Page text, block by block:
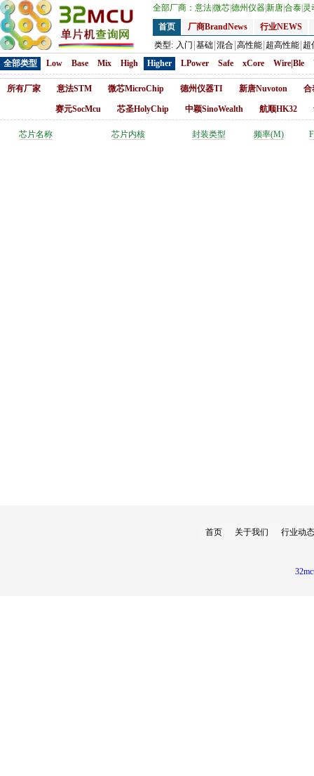
全部厂商： 意法微芯德州仪器新唐合泰 灵
首页
厂商BrandNews
行业NEWS
类型: 入门 基础 混合 高性能 超高性能 超
全部类型
Low Base Mix High Higher LPower Safe xCore Wire|Ble
所有厂家 意法STM 微芯MicroChip 德州仪器TI 新唐Nuvoton 合
赛元SocMcu 芯圣HolyChip 中颖SinoWealth 航顺HK32
芯片名称 芯片内核 封装类型 频率(M)
首页 关于我们 行业动态